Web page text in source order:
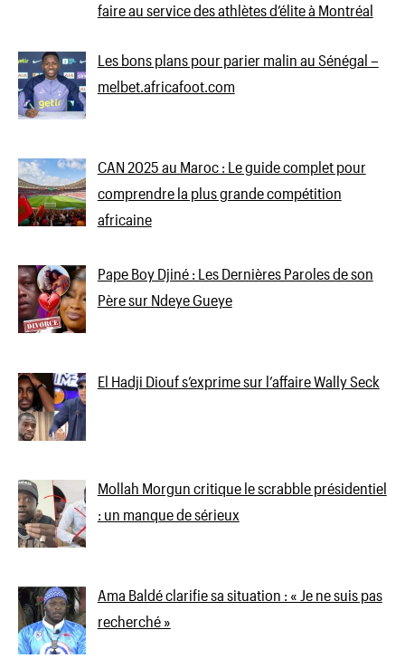
faire au service des athlètes d’élite à Montréal
Les bons plans pour parier malin au Sénégal –
melbet.africafoot.com
CAN 2025 au Maroc : Le guide complet pour
comprendre la plus grande compétition
africaine
Pape Boy Djiné : Les Dernières Paroles de son
Père sur Ndeye Gueye
El Hadji Diouf s’exprime sur l’affaire Wally Seck
Mollah Morgun critique le scrabble présidentiel
: un manque de sérieux
Ama Baldé clarifie sa situation : « Je ne suis pas
recherché »